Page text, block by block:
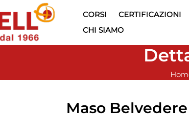
CORSI CERTIFICAZIONI
CHI SIAMO
Maso Belvedere